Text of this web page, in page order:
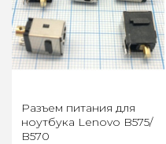
Разъем питания для
ноутбука Lenovo B575/
B570